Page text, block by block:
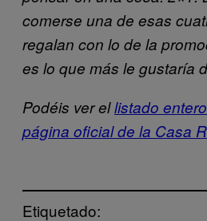
comerse una de esas
regalan con lo de la
es lo que más le gustaría
Podéis ver ellistado
página oficial de la Casa
Etiquetado: